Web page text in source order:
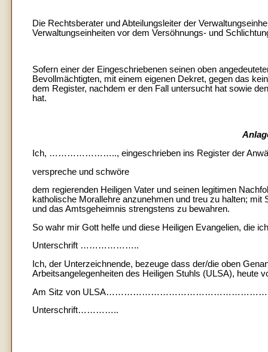
Die Rechtsberater und Abteilungsleiter der
Verwaltungseinheiten vor dem Versöhnungs- und
Sofern einer der Eingeschriebenen seinen oben
Bevollmächtigten, mit einem eigenen Dekret, gegen das
dem Register, nachdem er den Fall untersucht hat sowie
hat.
Ich, ………………….., eingeschrieben ins Register der
verspreche und schwöre
dem regierenden Heiligen Vater und seinen legitimen
katholische Morallehre anzunehmen und treu zu halten;
und das Amtsgeheimnis strengstens zu bewahren.
So wahr mir Gott helfe und diese Heiligen Evangelien, die
Unterschrift ………………..
Ich, der Unterzeichnende, bezeuge dass der/die oben
Arbeitsangelegenheiten des Heiligen Stuhls (ULSA), heute
Am Sitz von
Unterschrift…………..